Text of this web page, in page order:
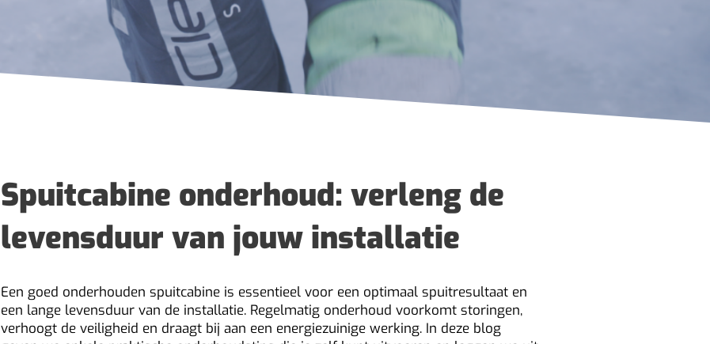
Spuitcabine onderhoud: verleng de
levensduur van jouw installatie
Een goed onderhouden spuitcabine is essentieel voor een optimaal spuitresultaat en
een lange levensduur van de installatie. Regelmatig onderhoud voorkomt storingen,
verhoogt de veiligheid en draagt bij aan een energiezuinige werking. In deze blog